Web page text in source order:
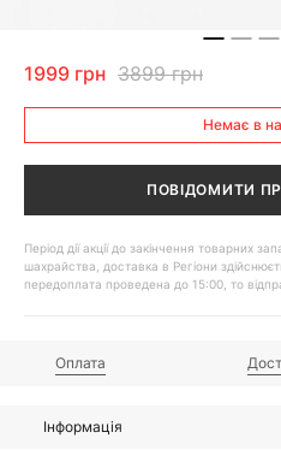
1999 грн 3899 грн
Немає в
ПОВІДОМИТИ
Період дії акції до закінчення товарних
шахрайства, доставка в Регіони
передоплата проведена до 15:00, то
Оплата
Інформація